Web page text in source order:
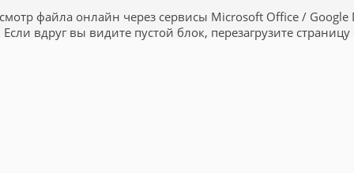
файла онлайн через сервисы Microsoft Office / Google
Если вдруг вы видите пустой блок, перезагрузите страницу